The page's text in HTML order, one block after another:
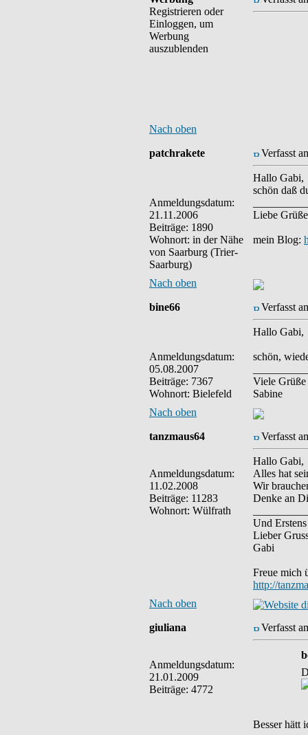
Registrieren oder
Einloggen, um
Werbung
auszublenden
Nach oben
patchrakete
Anmeldungsdatum:
21.11.2006
Beiträge: 1890
Wohnort: in der Nähe
von Saarburg (Trier-
Saarburg)
Verfasst
Hallo Gabi,
schön daß
Liebe
mein Blog:
Nach oben
bine66
Anmeldungsdatum:
05.08.2007
Beiträge: 7367
Wohnort: Bielefeld
Verfasst
Hallo Gabi,
schön,
Viele Grüße
Sabine
Nach oben
tanzmaus64
Anmeldungsdatum:
11.02.2008
Beiträge: 11283
Wohnort: Wülfrath
Verfasst
Hallo Gabi,
Alles hat
Wir
Denke an
Und
Lieber
Gabi
Freue mich
http://
Nach oben
giuliana
Anmeldungsdatum:
21.01.2009
Beiträge: 4772
Verfasst
Besser hätt